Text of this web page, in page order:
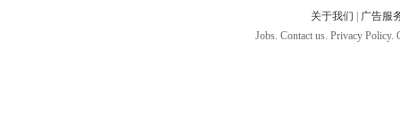
关于我们
广告服
Jobs. Contact us. Privacy